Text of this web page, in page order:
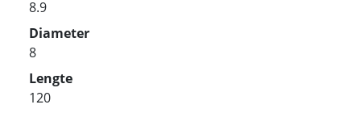
8.9
Diameter
8
Lengte
120